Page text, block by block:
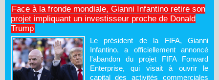
Face à la fronde mondiale, Gianni Infantino retire son
projet impliquant un investisseur proche de Donald
Trump
Le président de la FIFA, Gianni
Infantino, a officiellement annoncé
l'abandon du projet FIFA Forward
Enterprise, qui visait à ouvrir le
capital des activités commerciales